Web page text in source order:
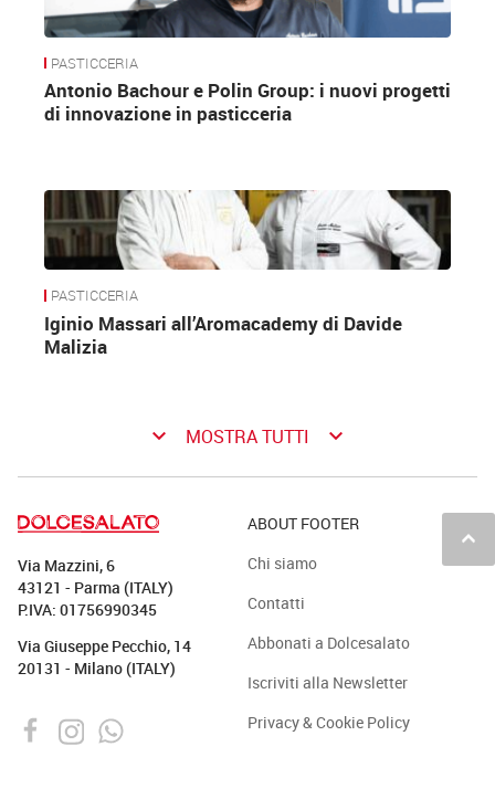
PASTICCERIA
Antonio Bachour e Polin Group: i nuovi progetti
di innovazione in pasticceria
PASTICCERIA
Iginio Massari all’Aromacademy di Davide
Malizia
keyboard_arrow_down MOSTRA TUTTI keyboard_arrow_down
keyboard_arrow_up
Via Mazzini, 6
43121 - Parma (ITALY)
P.IVA: 01756990345
Via Giuseppe Pecchio, 14
20131 - Milano (ITALY)
ABOUT FOOTER
Chi siamo
Contatti
Abbonati a Dolcesalato
Iscriviti alla Newsletter
Privacy & Cookie Policy